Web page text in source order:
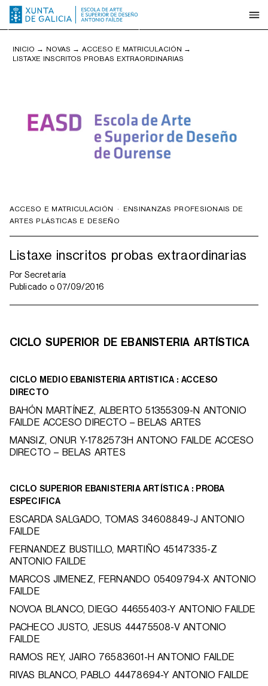
INICIO → NOVAS → ACCESO E MATRICULACIÓN →
LISTAXE INSCRITOS PROBAS EXTRAORDINARIAS
ACCESO E MATRICULACIÓN · ENSINANZAS PROFESIONAIS DE
ARTES PLÁSTICAS E DESEÑO
Listaxe inscritos probas extraordinarias
PorSecretaría
Publicado o07/09/2016
CICLO SUPERIOR DE EBANISTERIA ARTÍSTICA
CICLO MEDIO EBANISTERIA ARTISTICA : ACCESO
DIRECTO
BAHÓN MARTÍNEZ, ALBERTO 51355309-N ANTONIO
FAILDE ACCESO DIRECTO – BELAS ARTES
MANSIZ, ONUR Y-1782573H ANTONO FAILDE ACCESO
DIRECTO – BELAS ARTES
CICLO SUPERIOR EBANISTERIA ARTÍSTICA : PROBA
ESPECIFICA
ESCARDA SALGADO, TOMAS 34608849-J ANTONIO
FAILDE
FERNANDEZ BUSTILLO, MARTIÑO 45147335-Z
ANTONIO FAILDE
MARCOS JIMENEZ, FERNANDO 05409794-X ANTONIO
FAILDE
NOVOA BLANCO, DIEGO 44655403-Y ANTONIO FAILDE
PACHECO JUSTO, JESUS 44475508-V ANTONIO
FAILDE
RAMOS REY, JAIRO 76583601-H ANTONIO FAILDE
RIVAS BLANCO, PABLO 44478694-Y ANTONIO FAILDE